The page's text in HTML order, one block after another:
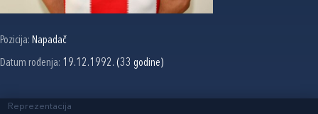
Pozicija: Napadač
Datum rođenja: 19.12.1992. (33 godine)
Reprezentacija